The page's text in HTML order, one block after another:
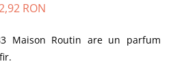
RON
Maison Routin are un parfum